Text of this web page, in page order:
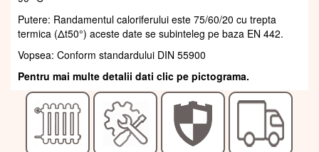
Putere: Randamentul caloriferului este 75/60/20 cu trepta
termica (Δt50°) aceste date se subinteleg pe baza EN 442.
Vopsea: Conform standardului DIN 55900
Pentru mai multe detalii dati clic pe pictograma.